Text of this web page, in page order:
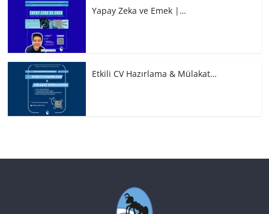
Yapay Zeka ve Emek |…
Etkili CV Hazırlama & Mülakat…